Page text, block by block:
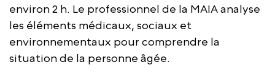
environ 2 h. Le professionnel de la MAIA analyse
les éléments médicaux, sociaux et
environnementaux pour comprendre la
situation de la personne âgée.